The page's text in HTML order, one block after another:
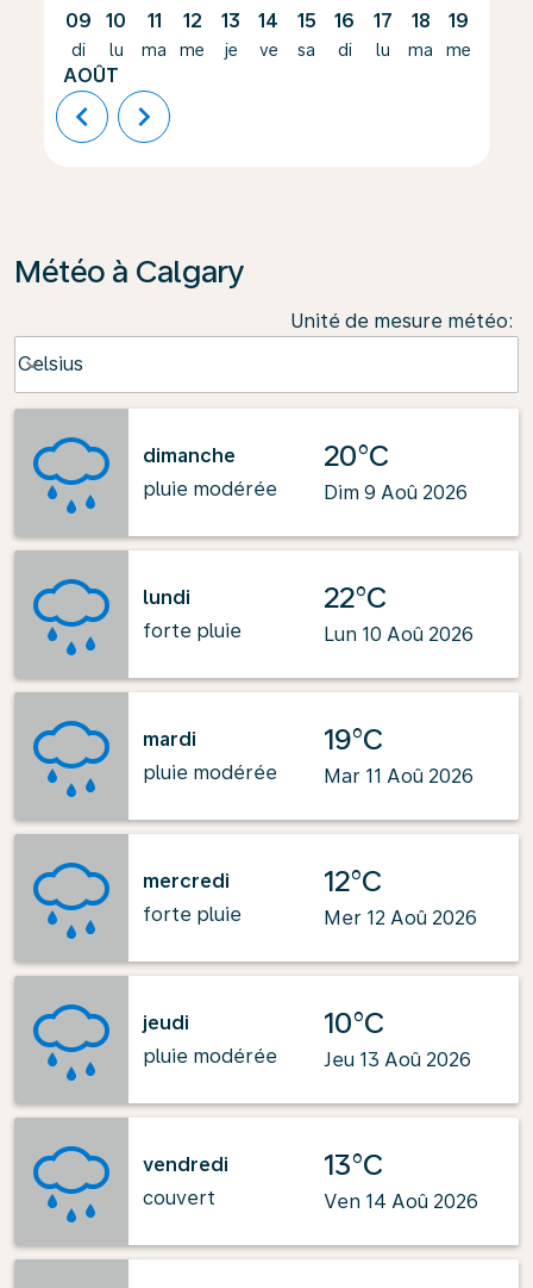
09
di
AOÛT
10
lu
11
ma
12
me
13
je
14
ve
15
sa
16
di
17
lu
18
ma
19
me
chevron_left chevron_right
Météo à Calgary
Unité de mesure météo:
Celsius
keyboard_arrow_down
dimanche
pluie modérée
20°C
Dim 9 Aoû 2026
lundi
forte pluie
22°C
Lun 10 Aoû 2026
mardi
pluie modérée
19°C
Mar 11 Aoû 2026
mercredi
forte pluie
12°C
Mer 12 Aoû 2026
jeudi
pluie modérée
10°C
Jeu 13 Aoû 2026
vendredi
couvert
13°C
Ven 14 Aoû 2026